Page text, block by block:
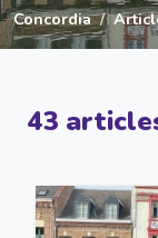
Concordia
43